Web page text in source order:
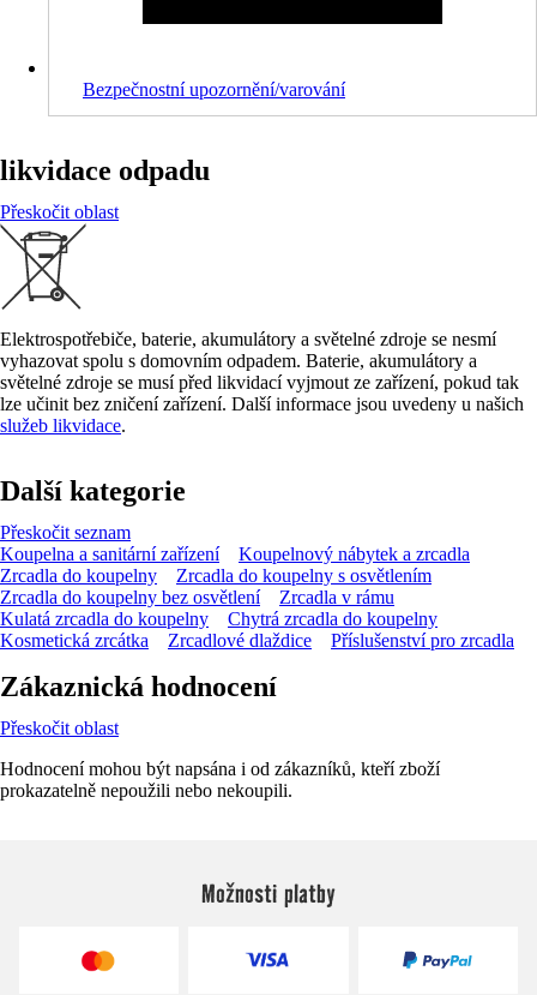
Bezpečnostní upozornění/varování
likvidace odpadu
Přeskočit oblast
Elektrospotřebiče, baterie, akumulátory a světelné zdroje se nesmí
vyhazovat spolu s domovním odpadem. Baterie, akumulátory a
světelné zdroje se musí před likvidací vyjmout ze zařízení, pokud tak
lze učinit bez zničení zařízení. Další informace jsou uvedeny u našich
služeb likvidace.
Další kategorie
Přeskočit seznam
Koupelna a sanitární zařízení
Koupelnový nábytek a zrcadla
Zrcadla do koupelny
Zrcadla do koupelny s osvětlením
Zrcadla do koupelny bez osvětlení
Zrcadla v rámu
Kulatá zrcadla do koupelny
Chytrá zrcadla do koupelny
Kosmetická zrcátka
Zrcadlové dlaždice Příslušenství pro zrcadla
Zákaznická hodnocení
Přeskočit oblast
Hodnocení mohou být napsána i od zákazníků, kteří zboží
prokazatelně nepoužili nebo nekoupili.
Možnosti platby